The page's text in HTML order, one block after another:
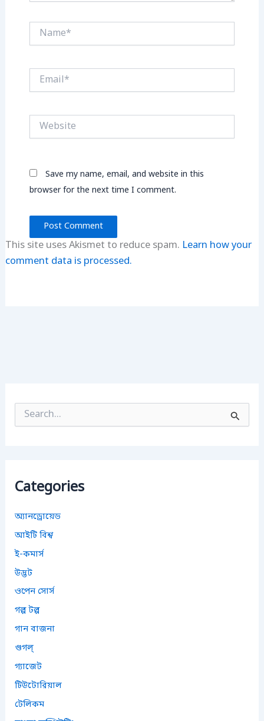
Name*
Email*
Website
Save my name, email, and website in this
browser for the next time I comment.
This site uses Akismet to reduce spam. Learn how your
comment data is processed.
o
:
Categories
অ্যানড্রোয়েড
আইটি বিশ্ব
ই-কমার্স
উদ্ভট
ওপেন সোর্স
গল্প টল্প
গান বাজনা
গুগল্
গ্যাজেট
টিউটোরিয়াল
টেলিকম